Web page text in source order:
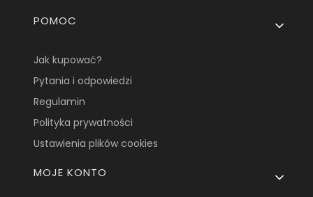
POMOC
Jak kupować?
Pytania i odpowiedzi
Regulamin
Polityka prywatności
Ustawienia plików cookies
MOJE KONTO